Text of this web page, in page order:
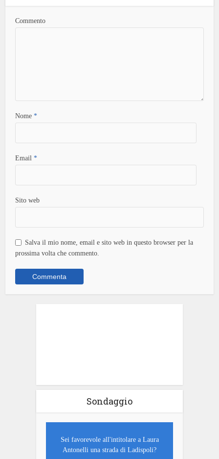
Commento
Nome*
Email*
Sito web
Salva il mio nome, email e sito web in questo browser per la
prossima volta che commento.
Sondaggio
Sei favorevole all'intitolare a Laura
Antonelli una strada di Ladispoli?